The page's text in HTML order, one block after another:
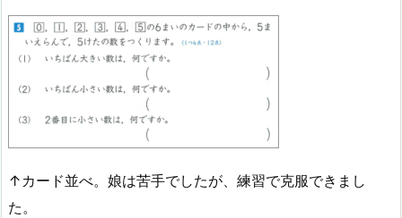
↑カード並べ。娘は苦手でしたが、練習で克服できまし
た。